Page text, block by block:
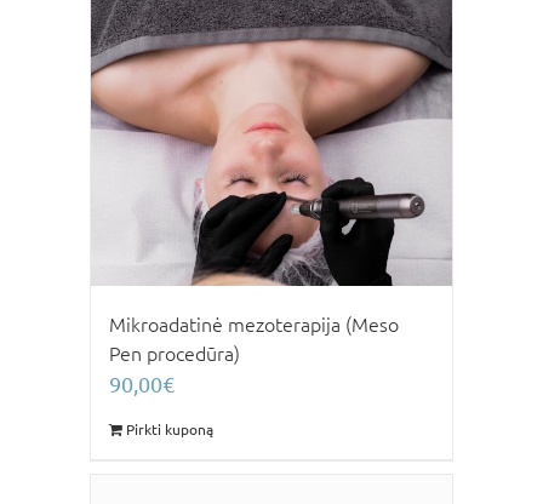
Mikroadatinė mezoterapija (Meso
Pen procedūra)
90,00€
Pirkti kuponą